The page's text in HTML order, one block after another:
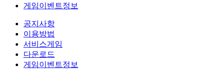
게임이벤트정보
공지사항
이용방법
서비스게임
다운로드
게임이벤트정보